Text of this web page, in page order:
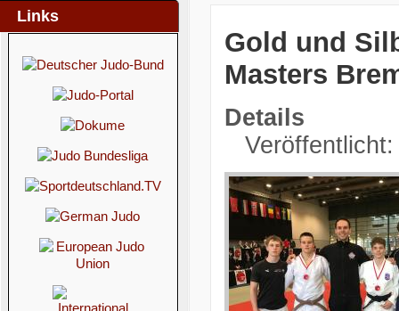
Links
Gold und
Masters
Details